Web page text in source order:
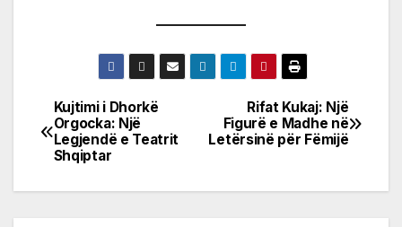
Post
navigation
Rifat Kukaj: Një
Figurë e Madhe në
Letërsinë për Fëmijë
Kujtimi i Dhorkë
Orgocka: Një
Legjendë e Teatrit
Shqiptar